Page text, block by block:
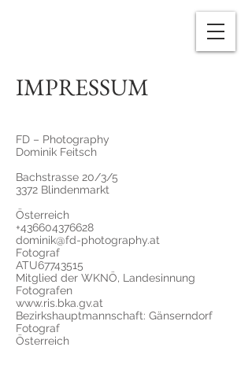
IMPRESSUM
FD – Photography
Dominik Feitsch
Bachstrasse 20/3/5
3372 Blindenmarkt
Österreich
+436604376628
dominik@fd-photography.at
Fotograf
ATU67743515
Mitglied der WKNÖ, Landesinnung
Fotografen
www.ris.bka.gv.at
Bezirkshauptmannschaft: Gänserndorf
Fotograf
Österreich